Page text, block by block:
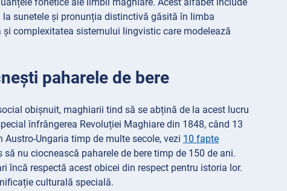
la sunetele și pronunția distinctivă găsită în limba
complexitatea sistemului lingvistic care modelează
paharele de bere
obișnuit, maghiarii tind să se abțină de la acest lucru
înfrângerea Revoluției Maghiare din 1848, când 13
Ungaria timp de multe secole, vezi 10 fapte
nu ciocnească paharele de bere timp de 150 de ani.
încă respectă acest obicei din respect pentru istoria lor.
culturală specială.